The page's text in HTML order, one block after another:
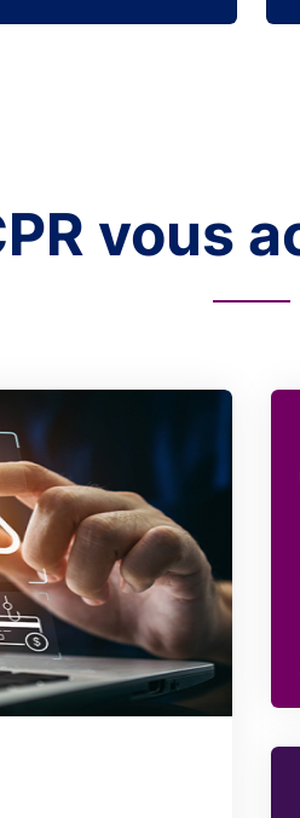
vous